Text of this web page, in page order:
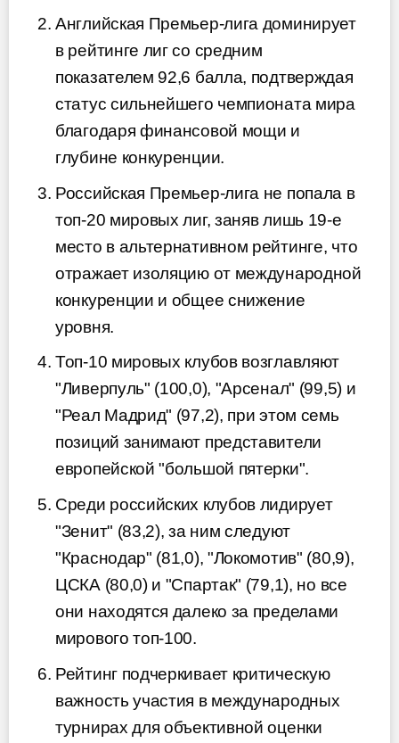
Английская Премьер-лига доминирует
в рейтинге лиг со средним
показателем 92,6 балла, подтверждая
статус сильнейшего чемпионата мира
благодаря финансовой мощи и
глубине конкуренции.
Российская Премьер-лига не попала в
топ-20 мировых лиг, заняв лишь 19-е
место в альтернативном рейтинге, что
отражает изоляцию от международной
конкуренции и общее снижение
уровня.
Топ-10 мировых клубов возглавляют
"Ливерпуль" (100,0), "Арсенал" (99,5) и
"Реал Мадрид" (97,2), при этом семь
позиций занимают представители
европейской "большой пятерки".
Среди российских клубов лидирует
"Зенит" (83,2), за ним следуют
"Краснодар" (81,0), "Локомотив" (80,9),
ЦСКА (80,0) и "Спартак" (79,1), но все
они находятся далеко за пределами
мирового топ-100.
Рейтинг подчеркивает критическую
важность участия в международных
турнирах для объективной оценки